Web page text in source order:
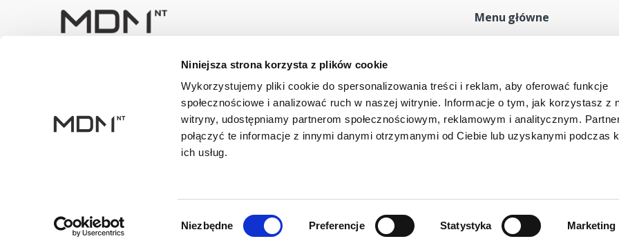
Niniejsza strona korzysta z plików cookie
Wykorzystujemy pliki cookie do spersonalizowania treści i reklam, aby oferować funkcje
społecznościowe i analizować ruch w naszej witrynie. Informacje o tym, jak korzystasz z
witryny, udostępniamy partnerom społecznościowym, reklamowym i analitycznym.
połączyć te informacje z innymi danymi otrzymanymi od Ciebie lub uzyskanymi podczas
ich usług.
Niezbędne Preferencje Statystyka Marketing
Masz pytania? Skontaktuj się z
+48 33 47 94 400
Nasz adres e-mail
dok@mdmnt.com
Dane kontaktowe
NIP: 5482614481, MDM NT sp. z o.o., Bestwińska 143, 43-346 Bielsko-Biała, Polska
Menu główne
Moje konto
Promocje
Kontakt